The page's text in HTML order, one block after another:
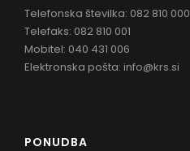
Telefonska številka: 082 810 000
Telefaks: 082 810 001
Mobitel: 040 431 006
Elektronska pošta: info@krs.si
PONUDBA